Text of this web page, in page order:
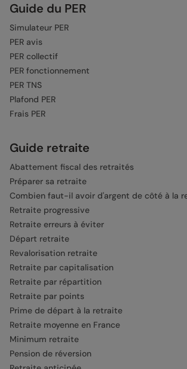
Guide du PER
Simulateur PER
PER avis
PER collectif
PER fonctionnement
PER TNS
Plafond PER
Frais PER
Guide retraite
Abattement fiscal des retraités
Préparer sa retraite
Combien faut-il avoir d'argent de côté à la
Retraite progressive
Retraite erreurs à éviter
Départ retraite
Revalorisation retraite
Retraite par capitalisation
Retraite par répartition
Retraite par points
Prime de départ à la retraite
Retraite moyenne en France
Minimum retraite
Pension de réversion